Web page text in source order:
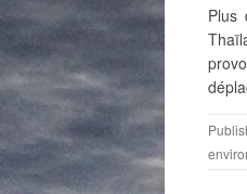
Plus